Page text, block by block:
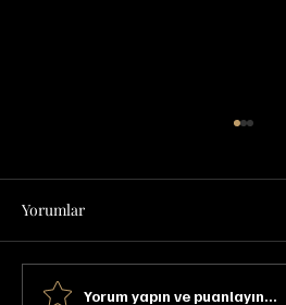
Yorumlar
Yorum yapın ve puanlayın...